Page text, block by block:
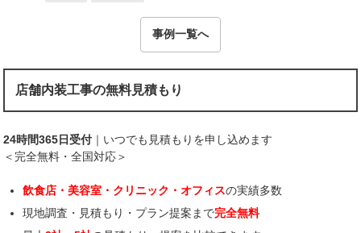
事例一覧へ
店舗内装工事の無料見積もり
24時間365日受付 ｜いつでも見積もりを申し込めます
＜完全無料・全国対応＞
飲食店・美容室・クリニック・オフィスの実績多数
現地調査・見積もり・プラン提案まで完全無料